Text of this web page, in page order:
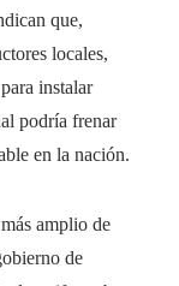
que,
locales,
instalar
podría frenar
en la nación.
amplio de
de